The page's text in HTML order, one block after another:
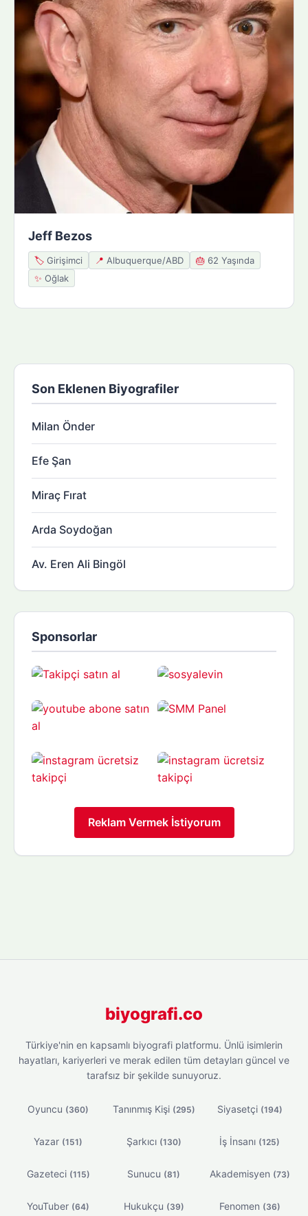
Jeff Bezos
🏷️ Girişimci 📍 Albuquerque/ABD 🎂 62 Yaşında
✨ Oğlak
Son Eklenen Biyografiler
Milan Önder
Efe Şan
Miraç Fırat
Arda Soydoğan
Av. Eren Ali Bingöl
Sponsorlar
Reklam Vermek İstiyorum
biyografi.co
Türkiye'nin en kapsamlı biyografi platformu. Ünlü isimlerin
hayatları, kariyerleri ve merak edilen tüm detayları güncel ve
tarafsız bir şekilde sunuyoruz.
Oyuncu (360) Tanınmış Kişi (295) Siyasetçi (194)
Yazar (151) Şarkıcı (130) İş İnsanı (125)
Gazeteci (115) Sunucu (81) Akademisyen (73)
YouTuber (64) Hukukçu (39) Fenomen (36)